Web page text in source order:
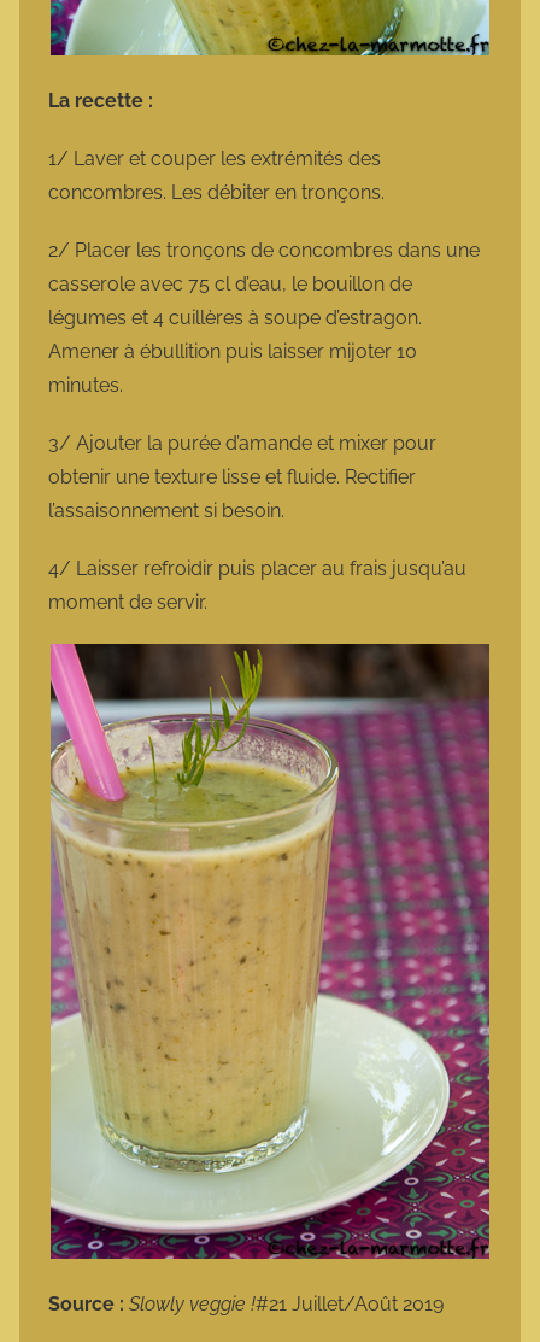
La recette :
1/ Laver et couper les extrémités des
concombres. Les débiter en tronçons.
2/ Placer les tronçons de concombres dans une
casserole avec 75 cl d’eau, le bouillon de
légumes et 4 cuillères à soupe d’estragon.
Amener à ébullition puis laisser mijoter 10
minutes.
3/ Ajouter la purée d’amande et mixer pour
obtenir une texture lisse et fluide. Rectifier
l’assaisonnement si besoin.
4/ Laisser refroidir puis placer au frais jusqu’au
moment de servir.
Source : Slowly veggie !#21 Juillet/Août 2019